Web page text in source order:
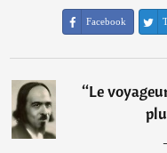
Facebook
“Le